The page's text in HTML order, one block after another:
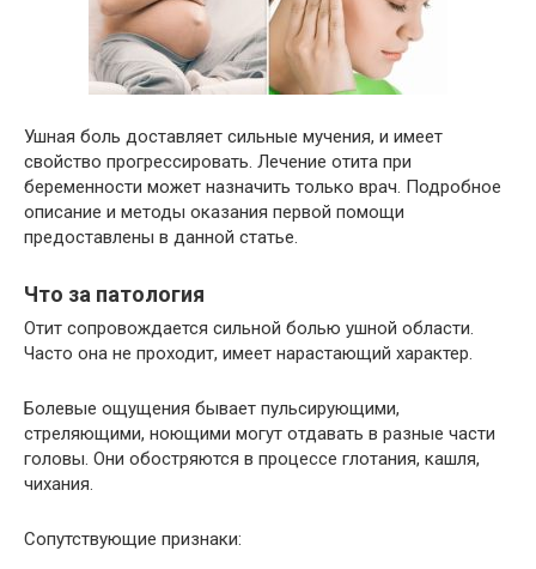
Ушная боль доставляет сильные мучения, и имеет
свойство прогрессировать. Лечение отита при
беременности может назначить только врач. Подробное
описание и методы оказания первой помощи
предоставлены в данной статье.
Что за патология
Отит сопровождается сильной болью ушной области.
Часто она не проходит, имеет нарастающий характер.
Болевые ощущения бывает пульсирующими,
стреляющими, ноющими могут отдавать в разные части
головы. Они обостряются в процессе глотания, кашля,
чихания.
Сопутствующие признаки: